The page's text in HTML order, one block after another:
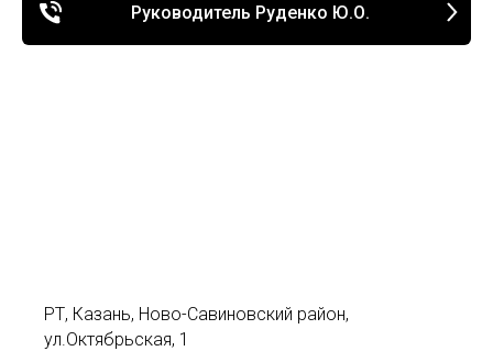
Руководитель Руденко Ю.О.
РТ, Казань, Ново-Савиновский район,
ул.Октябрьская, 1